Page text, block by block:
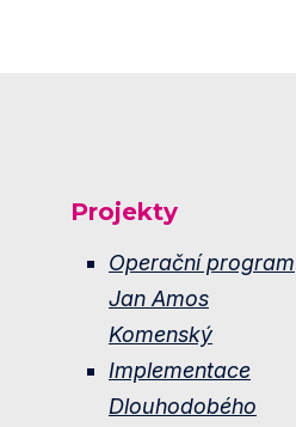
Projekty
Operační program
Jan Amos
Komenský
Implementace
Dlouhodobého